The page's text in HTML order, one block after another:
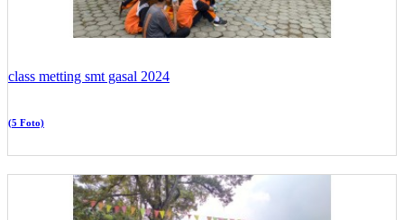
class metting smt gasal 2024
(5 Foto)